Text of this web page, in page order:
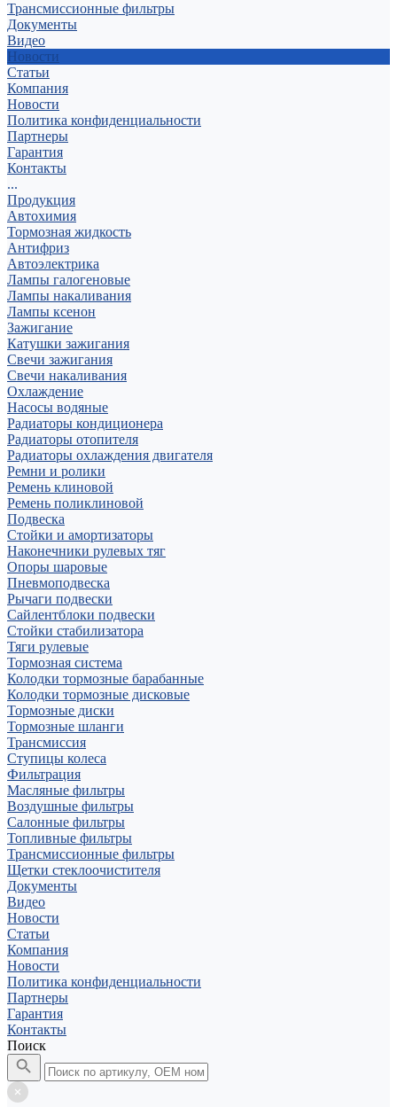
Трансмиссионные фильтры
Документы
Видео
Новости
Статьи
Компания
Новости
Политика конфиденциальности
Партнеры
Гарантия
Контакты
...
Продукция
Автохимия
Тормозная жидкость
Антифриз
Автоэлектрика
Лампы галогеновые
Лампы накаливания
Лампы ксенон
Зажигание
Катушки зажигания
Свечи зажигания
Свечи накаливания
Охлаждение
Насосы водяные
Радиаторы кондиционера
Радиаторы отопителя
Радиаторы охлаждения двигателя
Ремни и ролики
Ремень клиновой
Ремень поликлиновой
Подвеска
Стойки и амортизаторы
Наконечники рулевых тяг
Опоры шаровые
Пневмоподвеска
Рычаги подвески
Сайлентблоки подвески
Стойки стабилизатора
Тяги рулевые
Тормозная система
Колодки тормозные барабанные
Колодки тормозные дисковые
Тормозные диски
Тормозные шланги
Трансмиссия
Ступицы колеса
Фильтрация
Масляные фильтры
Воздушные фильтры
Салонные фильтры
Топливные фильтры
Трансмиссионные фильтры
Щетки стеклоочистителя
Документы
Видео
Новости
Статьи
Компания
Новости
Политика конфиденциальности
Партнеры
Гарантия
Контакты
Поиск